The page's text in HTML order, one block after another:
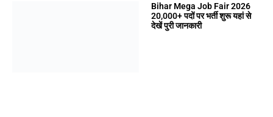
Bihar Mega Job Fair 2026
20,000+ पदों पर भर्ती शुरू यहां से
देखें पुरी जानकारी